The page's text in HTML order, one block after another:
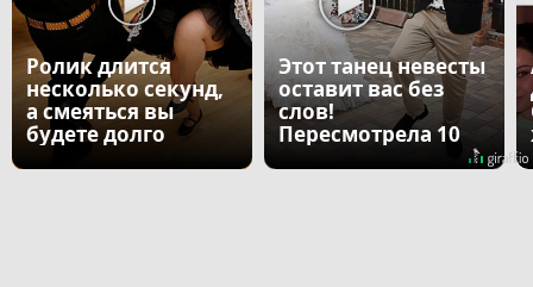
Ролик длится
несколько секунд,
а смеяться вы
будете долго
Этот танец невесты
оставит вас без
слов!
Пересмотрела 10